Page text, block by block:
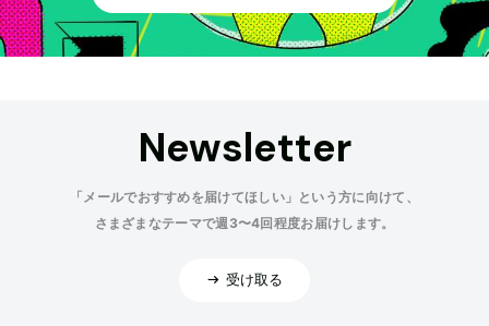
Newsletter
「メールでおすすめを届けてほしい」という方に向けて、
さまざまなテーマで週3〜4回程度お届けします。
受け取る